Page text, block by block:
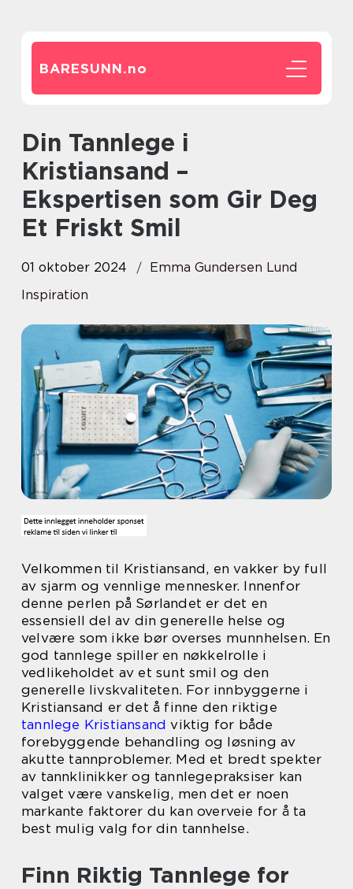
BARESUNN.no
Din Tannlege i
Kristiansand –
Ekspertisen som Gir Deg
Et Friskt Smil
01 oktober 2024
Emma Gundersen Lund
Inspiration
Velkommen til Kristiansand, en vakker by full
av sjarm og vennlige mennesker. Innenfor
denne perlen på Sørlandet er det en
essensiell del av din generelle helse og
velvære som ikke bør overses munnhelsen. En
god tannlege spiller en nøkkelrolle i
vedlikeholdet av et sunt smil og den
generelle livskvaliteten. For innbyggerne i
Kristiansand er det å finne den riktige
tannlege Kristiansand viktig for både
forebyggende behandling og løsning av
akutte tannproblemer. Med et bredt spekter
av tannklinikker og tannlegepraksiser kan
valget være vanskelig, men det er noen
markante faktorer du kan overveie for å ta
best mulig valg for din tannhelse.
Finn Riktig Tannlege for